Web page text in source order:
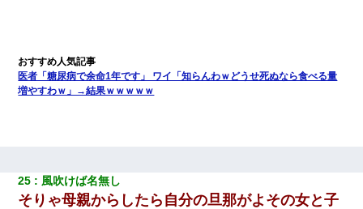
「リフォーム費用を負担しろ！」「金の管理は私達がする！」と
浅ましくも集りにきた。
三年働いてたパートを突然クビになった。しかし元職場の主要取
引先のトップが母方の叔父だったので…
医者「糖尿病で余命1年です」 ワイ「知らんわｗどうせ死ぬなら食べる量
増やすわｗ」→結果ｗｗｗｗｗ
25 風吹けば名無し
そりゃ母親からしたら自分の旦那がよその女と子